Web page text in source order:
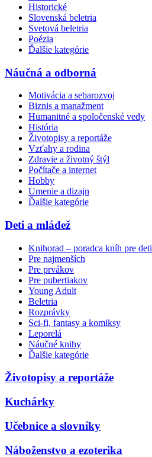
Historické
Slovenská beletria
Svetová beletria
Poézia
Ďalšie kategórie
Náučná a odborná
Motivácia a sebarozvoj
Biznis a manažment
Humanitné a spoločenské vedy
História
Životopisy a reportáže
Vzťahy a rodina
Zdravie a životný štýl
Počítače a internet
Hobby
Umenie a dizajn
Ďalšie kategórie
Deti a mládež
Knihorad – poradca kníh pre deti
Pre najmenších
Pre prvákov
Pre pubertiakov
Young Adult
Beletria
Rozprávky
Sci-fi, fantasy a komiksy
Leporelá
Náučné knihy
Ďalšie kategórie
Životopisy a reportáže
Kuchárky
Učebnice a slovníky
Náboženstvo a ezoterika